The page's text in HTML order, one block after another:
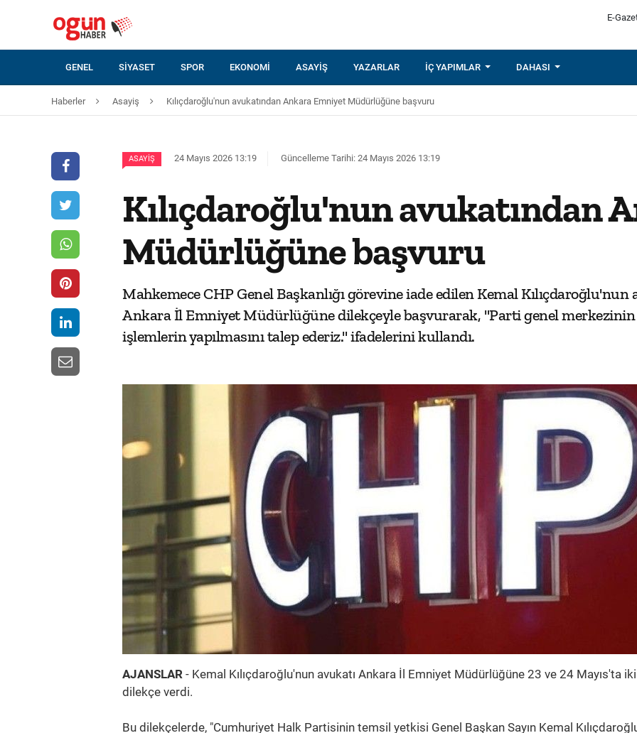
E-
GENEL SIYASET SPOR EKONOMI ASAYIŞ YAZARLAR İÇ YAPIMLAR DAHASI
Haberler Asayiş Kılıçdaroğlu'nun avukatından Ankara Emniyet Müdürlüğüne başvuru
ASAYIŞ 24 Mayıs 2026 13:19 Güncelleme Tarihi: 24 Mayıs 2026 13:19
Kılıçdaroğlu'nun avukatından
Müdürlüğüne başvuru
Mahkemece CHP Genel Başkanlığı görevine iade edilen Kemal Kılıçdaroğlu'nun
Ankara İl Emniyet Müdürlüğüne dilekçeyle başvurarak, "Parti genel
işlemlerin yapılmasını talep ederiz." ifadelerini kullandı.
AJANSLAR - Kemal Kılıçdaroğlu'nun avukatı Ankara İl Emniyet Müdürlüğüne 23 ve 24 Mayıs'ta iki
dilekçe verdi.
Bu dilekçelerde, "Cumhuriyet Halk Partisinin temsil yetkisi Genel Başkan Sayın Kemal